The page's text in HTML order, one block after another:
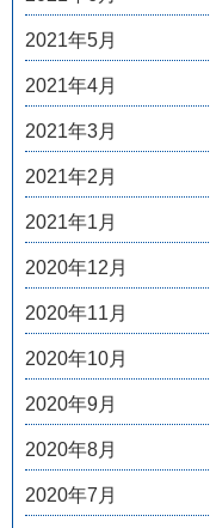
2021年5月
2021年4月
2021年3月
2021年2月
2021年1月
2020年12月
2020年11月
2020年10月
2020年9月
2020年8月
2020年7月